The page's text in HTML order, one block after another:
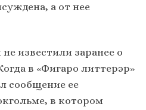
а от нее
известили заранее о
в «Фигаро литтерэр»
сообщение ее
в котором